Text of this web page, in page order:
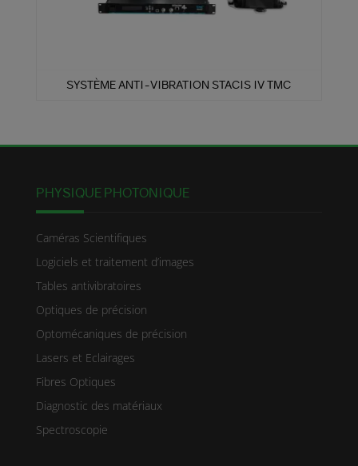
SYSTÈME ANTI-VIBRATION STACIS IV TMC
PHYSIQUE PHOTONIQUE
Caméras Scientifiques
Logiciels et traitement d’images
Tables antivibratoires
Optiques de précision
Optomécaniques de précision
Lasers et Eclairages
Fibres Optiques
Diagnostic des matériaux
Spectroscopie